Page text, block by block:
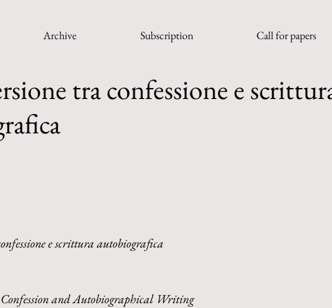
Archive Subscription Call for papers
tra confessione e
e scrittura autobiografica
Confession and Autobiographical Writing